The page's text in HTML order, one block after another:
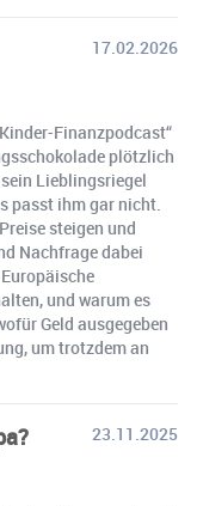
17.02.2026
Finanzpodcast“
plötzlich
Lieblingsriegel
passt ihm gar nicht.
steigen und
Nachfrage dabei
und warum es
Geld ausgegeben
um trotzdem an
23.11.2025